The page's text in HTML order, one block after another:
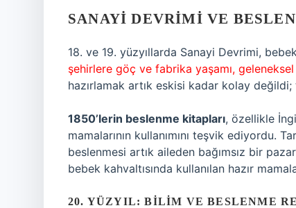
SANAYI DEVRIMI VE
18. ve 19. yüzyıllarda Sanayi Devrimi,
şehirlere göç ve fabrika yaşamı,
hazırlamak artık eskisi kadar kolay
1850’lerin beslenme kitapları, özellikle
mamalarının kullanımını teşvik ediyordu.
beslenmesi artık aileden bağımsız bir
bebek kahvaltısında kullanılan hazır
20. YÜZYIL: BILIM VE BESLENME